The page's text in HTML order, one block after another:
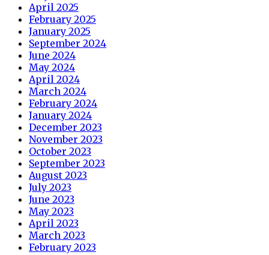
April 2025
February 2025
January 2025
September 2024
June 2024
May 2024
April 2024
March 2024
February 2024
January 2024
December 2023
November 2023
October 2023
September 2023
August 2023
July 2023
June 2023
May 2023
April 2023
March 2023
February 2023